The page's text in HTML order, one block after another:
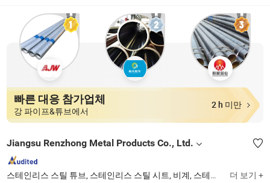
빠른 대응 참가업체
강 파이프&튜브에서
2 h 미만
Jiangsu Renzhong Metal Products Co., Ltd.
스테인리스 스틸 튜브, 스테인리스 스틸 시트, 비계, 스테인리스 스틸 코일, 비계 파이프, 스테인리스 스틸 파이프, 스테인리스 스틸 판, 비계 커플러, 304 스테인리스 스틸 시트, 304 스테인리스 스틸 판 더 보기 +